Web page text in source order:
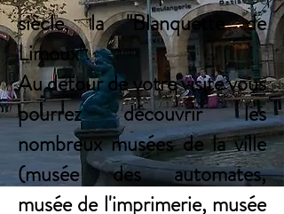
siècle, la"Blanquette de
Limoux".
Au détour de votre visite vous
pourrez découvrir les
nombreux musées de la ville
(musée des automates,
musée de l'imprimerie, musée